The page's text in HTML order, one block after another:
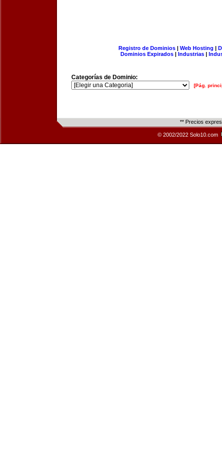
Registro de Dominios| Web Hosting |
Dominios Expirados | Industrias |
Categorías de Dominio:
[Pág.
** Precios
© 2002/2022 Solo10.com